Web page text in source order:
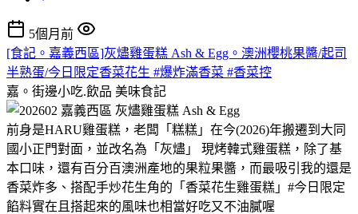
5個月前
[食記。嘉義西區]灰燼雞蛋糕 Ash & Egg。澳洲櫻桃果醬/起司
半熟蛋/今日限定香菜花生 #爆炸滿香菜 #香菜控
嘉。街邊小吃.飲品 美味食記
前身是HARU雞蛋糕，老闆「糕糕」在今(2026)年搬遷到大同
國小正門對面，並改名為「灰燼」 現烤韓式雞蛋糕，除了基
本口味，還有百分百澳洲產地的果粒果醬，而最吸引我的還是
香菜炸多、搭配手炒花生角的「香菜花生雞蛋糕」#今日限定
餡料實在且搭起來的風味也相當好吃又不油膩喔